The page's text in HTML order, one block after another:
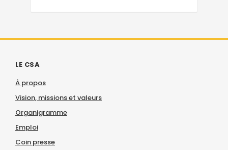
LE CSA
À propos
Vision, missions et valeurs
Organigramme
Emploi
Coin presse